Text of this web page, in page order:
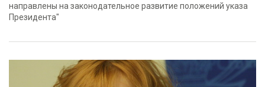
направлены на законодательное развитие положений указа
Президента"